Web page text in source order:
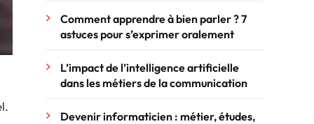
Comment apprendre à bien parler ? 7
astuces pour s’exprimer oralement
L’impact de l’intelligence artificielle
dans les métiers de la communication
Devenir informaticien : métier, études,